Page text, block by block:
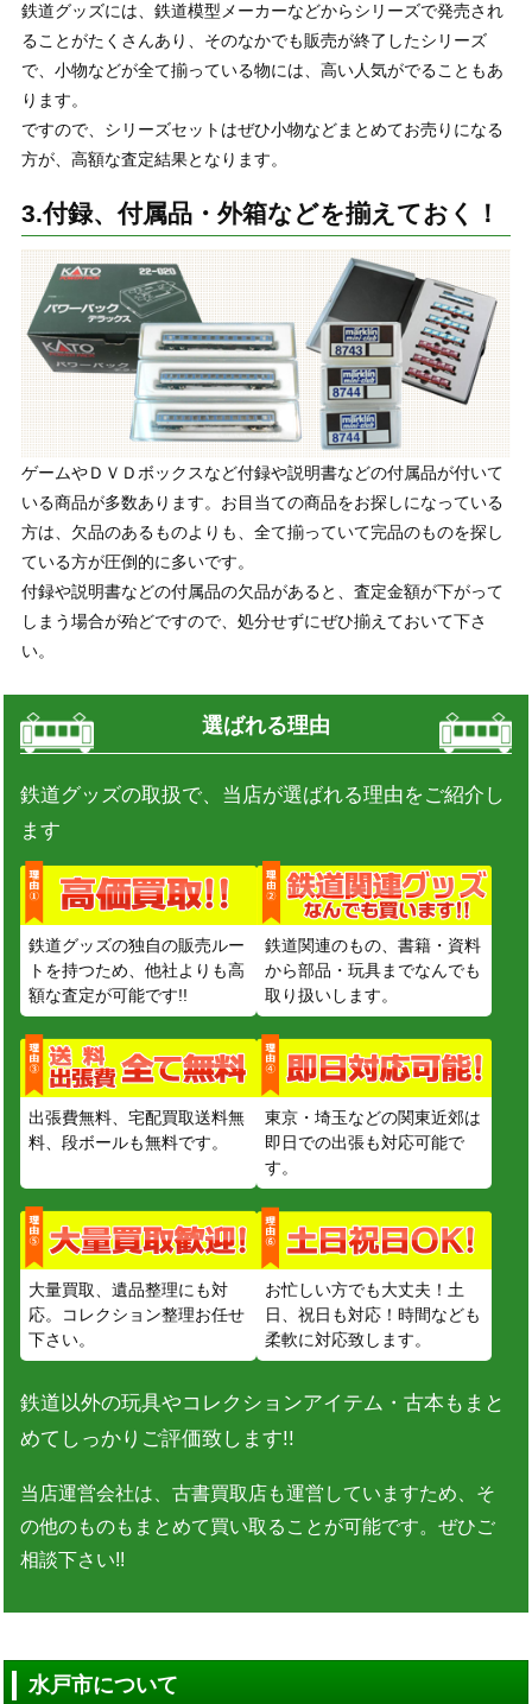
鉄道グッズには、鉄道模型メーカーなどからシリーズで発売され
ることがたくさんあり、そのなかでも販売が終了したシリーズ
で、小物などが全て揃っている物には、高い人気がでることもあ
ります。
ですので、シリーズセットはぜひ小物などまとめてお売りになる
方が、高額な査定結果となります。
3.付録、付属品・外箱などを揃えておく！
ゲームやＤＶＤボックスなど付録や説明書などの付属品が付いて
いる商品が多数あります。お目当ての商品をお探しになっている
方は、欠品のあるものよりも、全て揃っていて完品のものを探し
ている方が圧倒的に多いです。
付録や説明書などの付属品の欠品があると、査定金額が下がって
しまう場合が殆どですので、処分せずにぜひ揃えておいて下さ
い。
選ばれる理由
鉄道グッズの取扱で、当店が選ばれる理由をご紹介し
ます
鉄道グッズの独自の販売ルー
トを持つため、他社よりも高
額な査定が可能です!!
鉄道関連のもの、書籍・資料
から部品・玩具までなんでも
取り扱いします。
出張費無料、宅配買取送料無
料、段ボールも無料です。
東京・埼玉などの関東近郊は
即日での出張も対応可能で
す。
大量買取、遺品整理にも対
応。コレクション整理お任せ
下さい。
お忙しい方でも大丈夫！土
日、祝日も対応！時間なども
柔軟に対応致します。
鉄道以外の玩具やコレクションアイテム・古本もまと
めてしっかりご評価致します!!
当店運営会社は、古書買取店も運営していますため、そ
の他のものもまとめて買い取ることが可能です。ぜひご
相談下さい!!
水戸市について